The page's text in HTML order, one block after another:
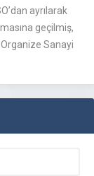
ayrılarak
geçilmiş,
Sanayi